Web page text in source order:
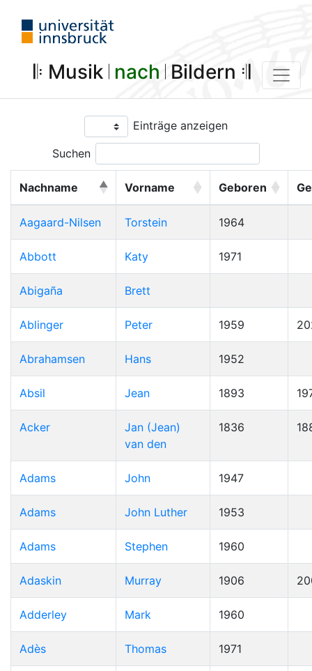
𝄆 Musik 𝄀 nach 𝄀 Bildern 𝄇
Einträge anzeigen
Suchen
Nachname Vorname Geboren
Aagaard-Nilsen Torstein 1964
Abbott Katy 1971
Abigaña Brett
Ablinger Peter 1959
Abrahamsen Hans 1952
Absil Jean 1893
Acker
Jan (Jean)
van den
1836
Adams John 1947
Adams John Luther 1953
Adams Stephen 1960
Adaskin Murray 1906
Adderley Mark 1960
Adès Thomas 1971